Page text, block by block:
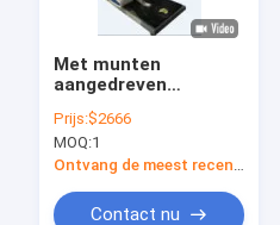
Met munten
aangedreven
Dynamische muziek
en vrolijke liederen
voor kinderen
Prijs:$2666
MOQ:1
Ontvang de meest recente Prijs
Contact nu